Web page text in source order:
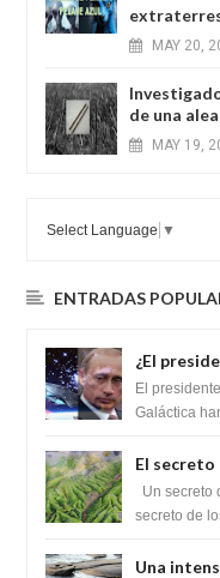
MAY 20,
de una
MAY 19,
Select Language ▼
ENTRADAS
¿El
tratado
El
Galáctica
El secreto
Un secreto
secreto de
Una